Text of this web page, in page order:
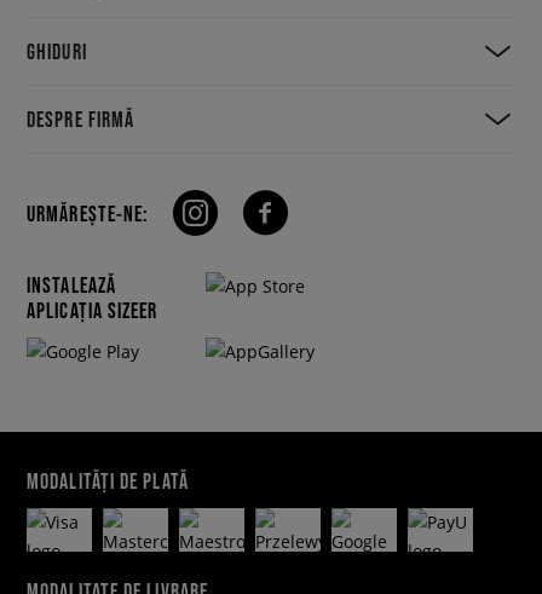
GHIDURI
DESPRE FIRMĂ
URMĂREȘTE-NE:
INSTALEAZĂ
APLICAȚIA SIZEER
MODALITĂȚI DE PLATĂ